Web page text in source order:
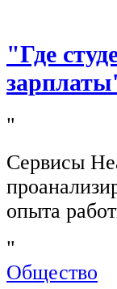
"Где
"
Сервисы
опыта
"
Общество